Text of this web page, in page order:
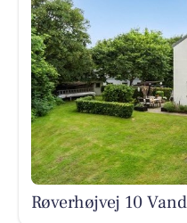
Røverhøjvej 10